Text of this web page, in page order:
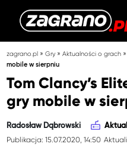
zagrano.pl »Gry»Aktualności o grach
mobile w sierpniu
Tom Clancy’s
gry mobile w
Radosław Dąbrowski
Publikacja: 15.07.2020, 14:50